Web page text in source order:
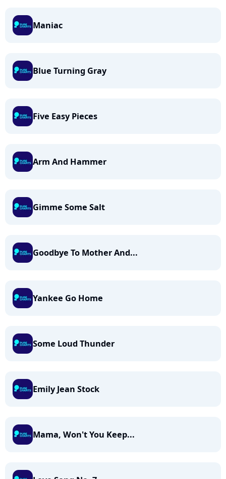
Maniac
Blue Turning Gray
Five Easy Pieces
Arm And Hammer
Gimme Some Salt
Goodbye To Mother And...
Yankee Go Home
Some Loud Thunder
Emily Jean Stock
Mama, Won't You Keep...